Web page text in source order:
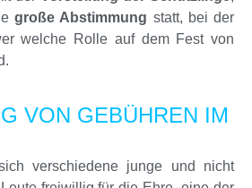
große Abstimmung statt, bei der
welche Rolle auf dem Fest von
VON GEBÜHREN IM
verschiedene junge und nicht